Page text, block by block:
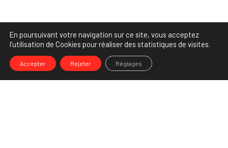
En poursuivant votre navigation sur ce site, vous acceptez
l’utilisation de Cookies pour réaliser des statistiques de visites.
Accepter Rejeter Réglages